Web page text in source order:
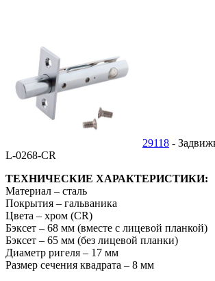
29118 -
L-0268-CR
ТЕХНИЧЕСКИЕ ХАРАКТЕРИСТИКИ:
Материал – сталь
Покрытия – гальваника
Цвета – хром (CR)
Бэксет – 68 мм (вместе с лицевой планкой)
Бэксет – 65 мм (без лицевой планки)
Диаметр ригеля – 17 мм
Размер сечения квадрата – 8 мм